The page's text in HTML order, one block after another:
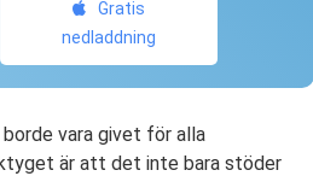
Gratis
nedladdning
vara givet för alla
är att det inte bara stöder